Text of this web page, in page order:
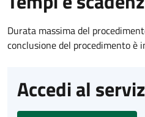
Durata massima del
conclusione del procedimento è
Accedi al